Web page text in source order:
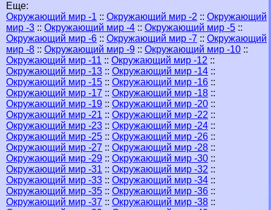
Еще:
Окружающий мир -1 :: Окружающий мир -2 :: Окружающий
мир -3 :: Окружающий мир -4 :: Окружающий мир -5 ::
Окружающий мир -6 :: Окружающий мир -7 :: Окружающий
мир -8 :: Окружающий мир -9 :: Окружающий мир -10 ::
Окружающий мир -11 :: Окружающий мир -12 ::
Окружающий мир -13 :: Окружающий мир -14 ::
Окружающий мир -15 :: Окружающий мир -16 ::
Окружающий мир -17 :: Окружающий мир -18 ::
Окружающий мир -19 :: Окружающий мир -20 ::
Окружающий мир -21 :: Окружающий мир -22 ::
Окружающий мир -23 :: Окружающий мир -24 ::
Окружающий мир -25 :: Окружающий мир -26 ::
Окружающий мир -27 :: Окружающий мир -28 ::
Окружающий мир -29 :: Окружающий мир -30 ::
Окружающий мир -31 :: Окружающий мир -32 ::
Окружающий мир -33 :: Окружающий мир -34 ::
Окружающий мир -35 :: Окружающий мир -36 ::
Окружающий мир -37 :: Окружающий мир -38 ::